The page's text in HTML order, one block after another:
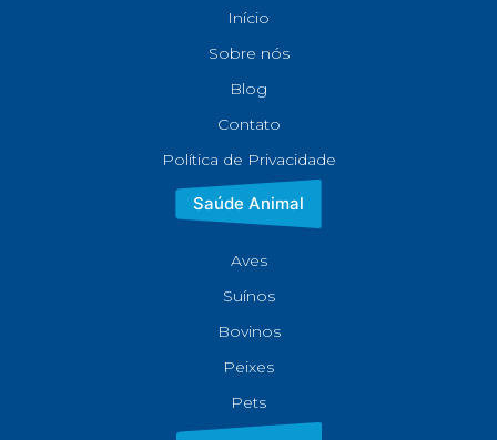
Início
Sobre nós
Blog
Contato
Política de Privacidade
Saúde Animal
Aves
Suínos
Bovinos
Peixes
Pets